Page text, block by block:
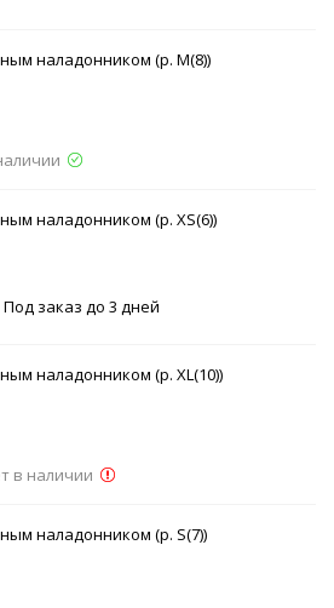
наладонником (р. M(8))
наладонником (р. XS(6))
Под заказ до 3 дней
наладонником (р. XL(10))
в наличии
наладонником (р. S(7))